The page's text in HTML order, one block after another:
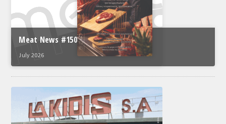
Meat News #150
July 2026